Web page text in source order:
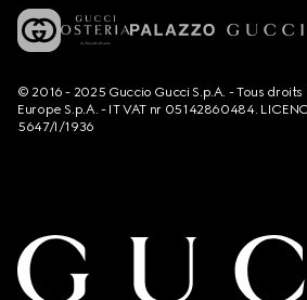
© 2016 - 2025 Guccio Gucci S.p.A. - Tous
Europe S.p.A. - IT VAT nr 05142860484.
5647/I/1936